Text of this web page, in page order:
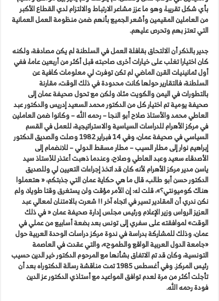
بأي شكل تقريبا، وهو ما عزز مشاعر الارتباط والالتزام لدي القطاع الأكبر
من العاملين المقيمين وأشعر الجميع بأنهم ضمن منظومة العمل العمانية
التي تعتز بهم وتحرص عليهم.
جدير بالذكر أن الالتحاق بقافلة العمل في السلطنة لم يكن مصادفة، ولكنه
كان اختيارا تغلب على خيارات أخرى صاحبته قبل أكثر من أربعين عاما، ففي
أول ثمانينيات القرن الماضي لم تكن توفرت لي معلومات كافية عن
السلطنة، فالتقارير حولها كانت محدودة في ذلك الوقت، مقارنة
بالتطورات في اليمن والكويت مثلا، ولكن مع تحول صحيفة عمان إلى
صحيفة يومية تم اختيار كل من الدكتور محمد السعيد إدريس والدكتور عبد
العاطي محمد والأستاذ صلاح أبو النجا – رحمه الله – وكانوا ضمن العاملين
في مركز الأهرام للدراسات السياسية والاستراتيجية، للعمل في القسم
السياسي في صحيفة عمان، وفي 14 فبراير 1982 وصلت والصديق الدكتور
إبراهيم نوار إلى مطار السيب – مطار مسقط الدولي – للانضمام إلى
الأصدقاء سعيد وعبد العاطي وصلاح، وعندما ذهبت أعتذر للأستاذ سيد
ياسن مدير مركز الأهرام لأنه كان قد اتخذ إجراءات التعيين لي وللصديق
الدكتور حسن أبو طالب، قال ما هي حكاية عمان التي جذبتكم، « هتعملوا
هناك كوميونتي؟»، قلت له: إن الأمر مؤقت ولن يستغرق وقتا طويلا، ولم
نكن ندري أن المقادير تسير في اتجاه آخر !! شعرت بالامتنان لمعالي عبد
العزيز الرواس وزير الإعلام ورئيس مجلس إدارة صحيفة عمان « في ذلك
الوقت» لموافقته على سفري إلى تونس بعد بضعة أسابيع من عملي في
عمان، وذلك للمشاركة بدراسة في ندوة مركز دراسات الوحدة العربية حول
«جامعة الدول العربية الواقع والطموح»، والتي عقدت في العاصمة
التونسية، وكان قد تم الاتفاق بشأنها مع المرحوم الدكتور خير الدين حسيب
رئيس المركز. وفي أغسطس 1985 تمت مناقشة رسالة الدكتوراه بعد أن
تأجلت أكثر من مرة لعدم توافق المواعيد مع أستاذي الدكتور عز الدين
فودة رحمه الله.